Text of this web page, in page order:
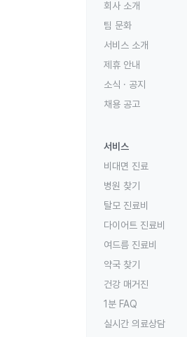
회사 소개
팀 문화
서비스 소개
제휴 안내
소식 · 공지
채용 공고
서비스
비대면 진료
병원 찾기
탈모 진료비
다이어트 진료비
여드름 진료비
약국 찾기
건강 매거진
1분 FAQ
실시간 의료상담